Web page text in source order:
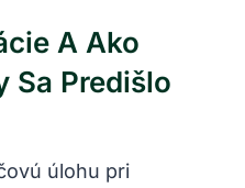
A Ako
Sa Predišlo
úlohu pri